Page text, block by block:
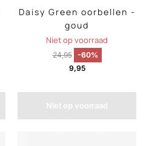
Daisy Green oorbellen -
goud
Niet op voorraad
24,95
-60%
9,95
Niet op voorraad